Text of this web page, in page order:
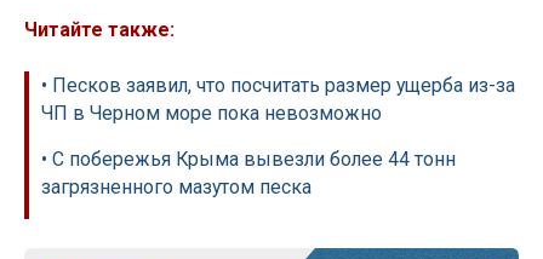
Читайте также:
• Песков заявил, что посчитать размер ущерба из-за
ЧП в Черном море пока невозможно
• С побережья Крыма вывезли более 44 тонн
загрязненного мазутом песка